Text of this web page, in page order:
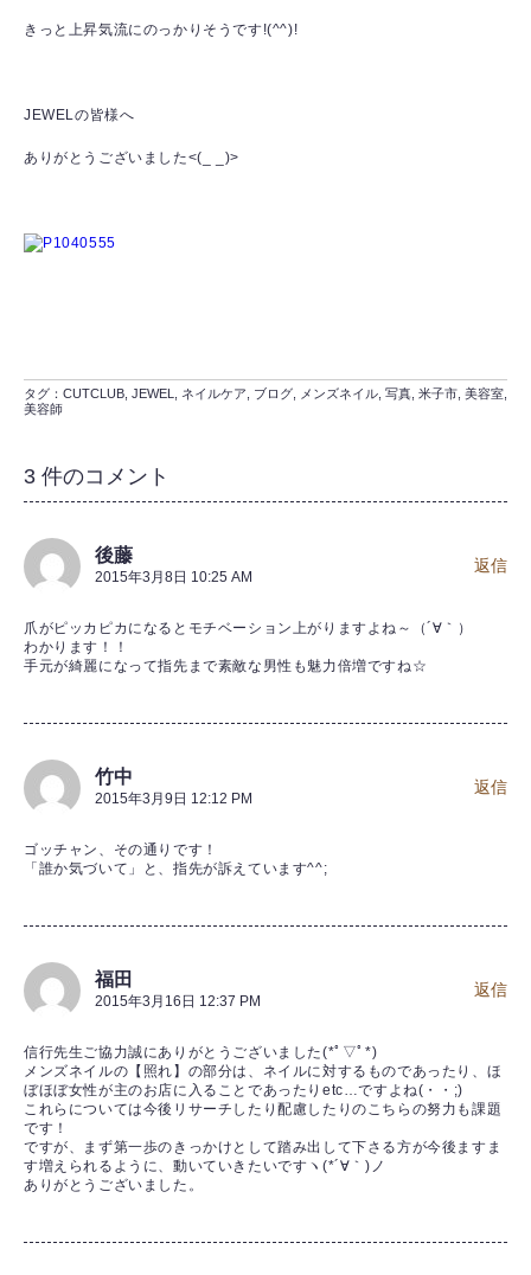
きっと上昇気流にのっかりそうです!(^^)!
JEWELの皆様へ
ありがとうございました<(_ _)>
タグ： CUTCLUB JEWEL ネイルケア ブログ メンズネイル 写真 米子市 美容室
美容師
3 件のコメント
後藤
2015年3月8日 10:25 AM
爪がピッカピカになるとモチベーション上がりますよね～（´∀｀）
わかります！！
手元が綺麗になって指先まで素敵な男性も魅力倍増ですね☆
返信
竹中
2015年3月9日 12:12 PM
ゴッチャン、その通りです！
「誰か気づいて」と、指先が訴えています^^;
返信
福田
2015年3月16日 12:37 PM
信行先生ご協力誠にありがとうございました(*ﾟ▽ﾟ*)
メンズネイルの【照れ】の部分は、ネイルに対するものであったり、ほ
ぼほぼ女性が主のお店に入ることであったりetc…ですよね(・・;)
これらについては今後リサーチしたり配慮したりのこちらの努力も課題
です！
ですが、まず第一歩のきっかけとして踏み出して下さる方が今後ますま
す増えられるように、動いていきたいですヽ(*´∀｀)ノ
ありがとうございました。
返信